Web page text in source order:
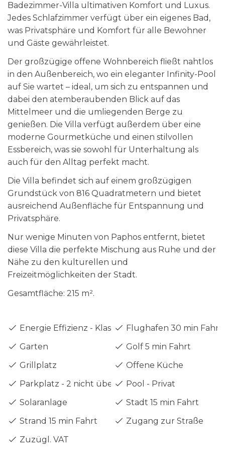
Badezimmer-Villa ultimativen Komfort und Luxus.
Jedes Schlafzimmer verfügt über ein eigenes Bad,
was Privatsphäre und Komfort für alle Bewohner
und Gäste gewährleistet.
Der großzügige offene Wohnbereich fließt nahtlos
in den Außenbereich, wo ein eleganter Infinity-Pool
auf Sie wartet – ideal, um sich zu entspannen und
dabei den atemberaubenden Blick auf das
Mittelmeer und die umliegenden Berge zu
genießen. Die Villa verfügt außerdem über eine
moderne Gourmetküche und einen stilvollen
Essbereich, was sie sowohl für Unterhaltung als
auch für den Alltag perfekt macht.
Die Villa befindet sich auf einem großzügigen
Grundstück von 816 Quadratmetern und bietet
ausreichend Außenfläche für Entspannung und
Privatsphäre.
Nur wenige Minuten von Paphos entfernt, bietet
diese Villa die perfekte Mischung aus Ruhe und der
Nähe zu den kulturellen und
Freizeitmöglichkeiten der Stadt.
Gesamtfläche: 215 m².
Energie Effizienz - Klasse AFlughafen 30 min Fahrt
Garten
Golf 5 min Fahrt
Grillplatz
Offene Küche
Parkplatz - 2 nicht überdachtPool - Privat
Solaranlage
Stadt 15 min Fahrt
Strand 15 min Fahrt
Zugang zur Straße
Zuzügl. VAT